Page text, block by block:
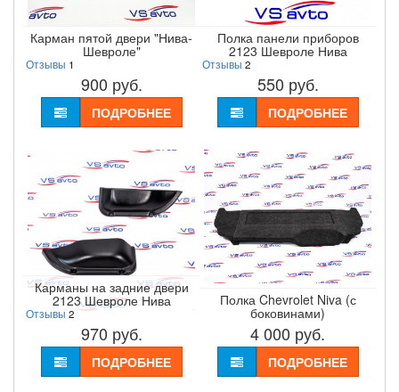
Карман пятой двери "Нива-
Шевроле"
Отзывы 1
900 руб.
ПОДРОБНЕЕ
Полка панели приборов
2123 Шевроле Нива
Отзывы 2
550 руб.
ПОДРОБНЕЕ
Карманы на задние двери
2123 Шевроле Нива
Отзывы 2
970 руб.
ПОДРОБНЕЕ
Полка Chevrolet Niva (с
боковинами)
4 000 руб.
ПОДРОБНЕЕ